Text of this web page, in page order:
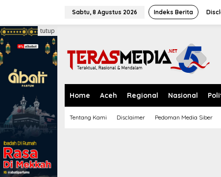
a
t
i
k
e
Sabtu, 8 Agustus 2026 Indeks Berita
Home Aceh Regional Nasional
Tentang Kami Disclaimer Pedoman Media Siber
tutup